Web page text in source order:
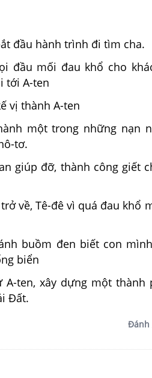
đầu hành trình đi tìm cha.
đầu mối đau khổ cho
tới A-ten
vị thành A-ten
một trong những nạn
tơ.
giúp đỡ, thành công giết
về, Tê-đê vì quá đau khổ
buồm đen biết con
biển
A-ten, xây dựng một thành
Đất.
Đánh